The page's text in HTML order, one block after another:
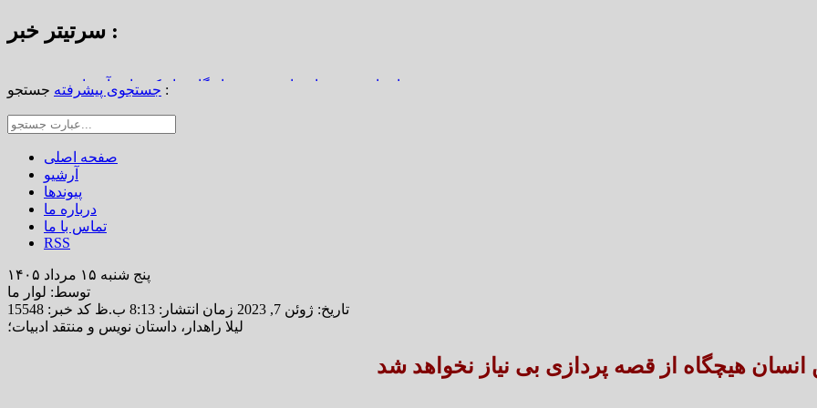
سرتیتر خبر :
استاد محمد نواب‌زاده، چهره ماندگار دیار کریمان، آسمانی شد
تعارض قوانین؛ مانع پنهان سنددار شدن بخش بزرگی از املاک/ ضرورت تجدیدنظر در ضوابط احراز تصرفات مالکانه
طنین شعر عاشورایی در بزرگ‌ترین خانه خشتی جهان / سوگواره ملی چشمه‌سار در رفسنجان
جستجوی پیشرفته جستجو :
صفحه اصلی
آرشیو
پیوندها
درباره ما
تماس با ما
RSS
پنج شنبه ۱۵ مرداد ۱۴۰۵
توسط: لوار ما
تاریخ: ژوئن 7, 2023 زمان انتشار: 8:13 ب.ظ
کد خبر: 15548
لیلا راهدار، داستان نویس و منتقد ادبیات؛
انسان هیچگاه از قصه پردازی بی نیاز نخواهد شد